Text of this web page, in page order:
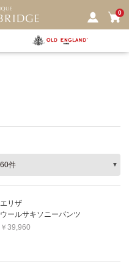
0
エリザ
ウールサキソニーパンツ
￥39,960